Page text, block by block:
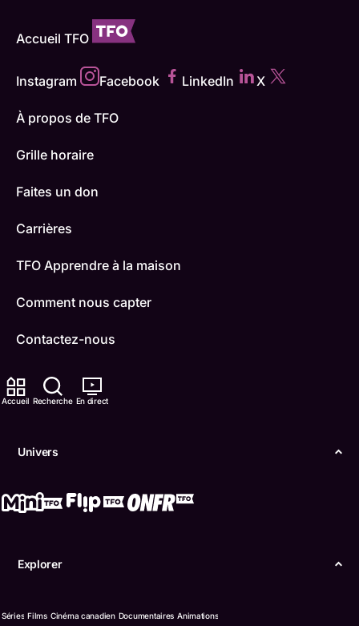
Accueil Recherche En direct
Univers
Explorer
Séries Films Cinéma canadien Documentaires Animations
Accueil TFO
Instagram Facebook LinkedIn X
À propos de TFO
Grille horaire
Faites un don
Carrières
TFO Apprendre à la maison
Comment nous capter
Contactez-nous
ONFR
Boukili
Confidentialité
langue française de l’Ontario (TFO) - 2026